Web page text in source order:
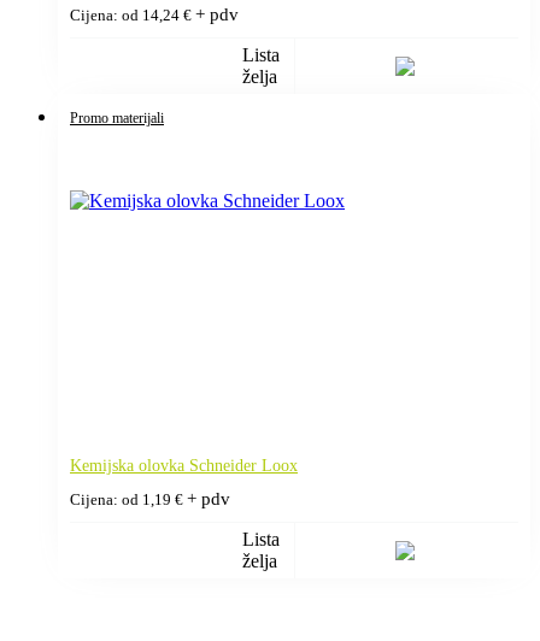
Cijena: od 14,24 € + pdv
Lista
želja
Promo materijali
Kemijska olovka Schneider Loox
Cijena: od 1,19 € + pdv
Lista
želja